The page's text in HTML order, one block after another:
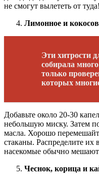
не смогут вылететь от туда!
Лимонное и
Эти хитрости
собирала
только
которых
Добавьте около 20-30
небольшую миску. Затем
масла. Хорошо
стаканы. Распределите их
насекомые обычно
Чеснок, корица и